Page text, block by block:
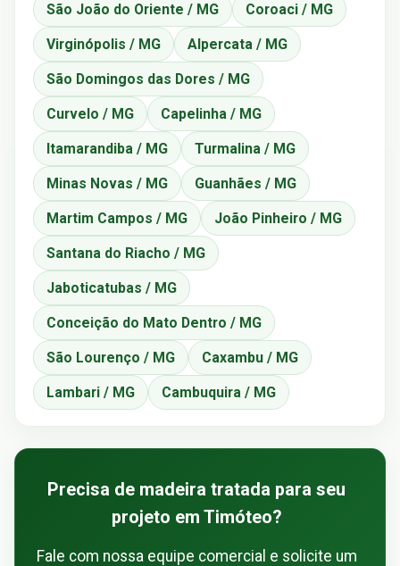
São João do Oriente / MG Coroaci / MG
Virginópolis / MG Alpercata / MG
São Domingos das Dores / MG
Curvelo / MG Capelinha / MG
Itamarandiba / MG Turmalina / MG
Minas Novas / MG Guanhães / MG
Martim Campos / MG João Pinheiro / MG
Santana do Riacho / MG
Jaboticatubas / MG
Conceição do Mato Dentro / MG
São Lourenço / MG Caxambu / MG
Lambari / MG Cambuquira / MG
Precisa de madeira tratada para seu
projeto em Timóteo?
Fale com nossa equipe comercial e solicite um